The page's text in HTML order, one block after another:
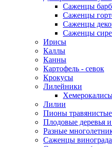
Саженцы
Саженцы
Саженцы
Саженцы
Ирисы
Каллы
Канны
Картофель - севок
Крокусы
Лилейники
Лилии
Пионы травянистые
Плодовые деревья
Разные
Саженцы винограда